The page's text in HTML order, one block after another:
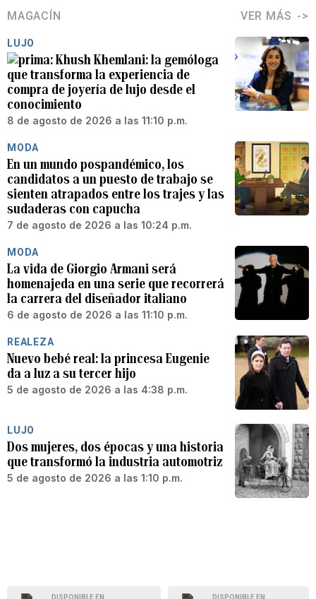
MAGACÍN VER MÁS
LUJO
Khush Khemlani: la gemóloga
que transforma la experiencia de
compra de joyería de lujo desde el
conocimiento
8 de agosto de 2026 a las 11:10 p.m.
MODA
En un mundo pospandémico, los
candidatos a un puesto de trabajo se
sienten atrapados entre los trajes y las
sudaderas con capucha
7 de agosto de 2026 a las 10:24 p.m.
MODA
La vida de Giorgio Armani será
homenajeda en una serie que recorrerá
la carrera del diseñador italiano
6 de agosto de 2026 a las 11:10 p.m.
REALEZA
Nuevo bebé real: la princesa Eugenie
da a luz a su tercer hijo
5 de agosto de 2026 a las 4:38 p.m.
LUJO
Dos mujeres, dos épocas y una historia
que transformó la industria automotriz
5 de agosto de 2026 a las 1:10 p.m.